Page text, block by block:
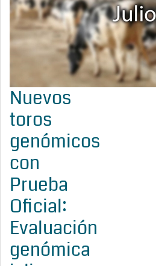
Nuevos
toros
genómicos
con
Prueba
Oficial:
Evaluación
genómica